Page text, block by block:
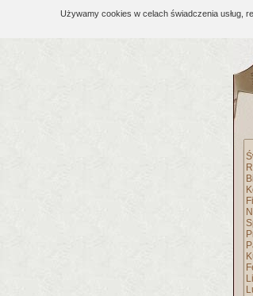
Używamy cookies w celach świadczenia usług,